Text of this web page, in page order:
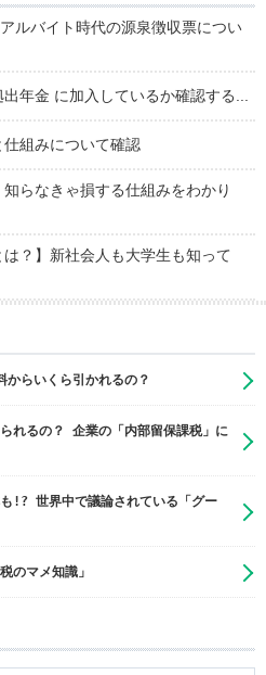
ルバイト時代の源泉徴収票につい
年金 に加入しているか確認する...
組みについて確認
らなきゃ損する仕組みをわかり
は？】新社会人も大学生も知って
らいくら引かれるの？
れるの？ 企業の「内部留保課税」に
!? 世界中で議論されている「グー
のマメ知識」